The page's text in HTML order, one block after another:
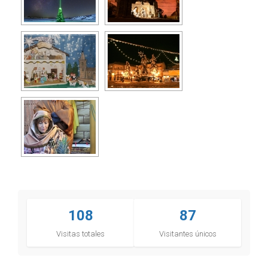
108
Visitas totales
87
Visitantes únicos